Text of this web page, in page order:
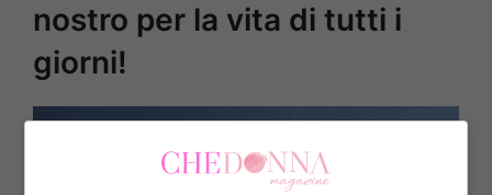
nostro per la vita di tutti i
giorni!